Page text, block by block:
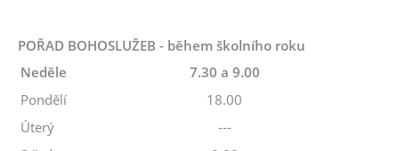
POŘAD BOHOSLUŽEB - během školního roku
Neděle
7.30 a 9.00
Pondělí
18.00
Úterý
---